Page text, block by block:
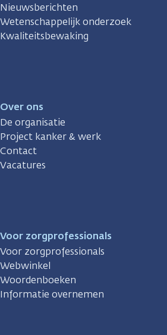
Nieuwsberichten
Wetenschappelijk onderzoek
Kwaliteitsbewaking
Over ons
De organisatie
Project kanker & werk
Contact
Vacatures
Voor zorgprofessionals
Voor zorgprofessionals
Webwinkel
Woordenboeken
Informatie overnemen